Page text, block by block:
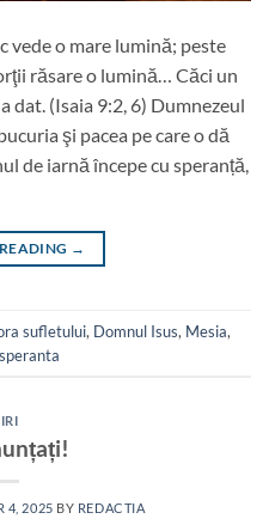
vede o mare lumină; peste
răsare o lumină… Căci un
dat. (Isaia 9:2, 6) Dumnezeul
şi pacea pe care o dă
de iarnă începe cu speranță,
→
sufletului, Domnul Isus, Mesia,
speranta
4, 2025 BY REDACTIA